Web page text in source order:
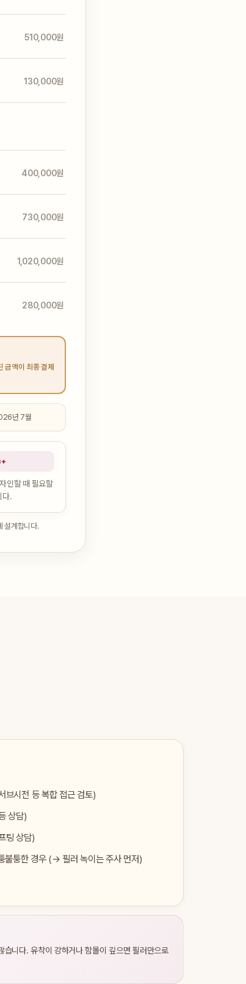
510,000원
130,000원
400,000원
730,000원
1,020,000원
280,000원
금액이 최종 결제
년 7월
인할 때 필요할
다.
설계합니다.
시전 등 복합 접근 검토)
상담)
팅 상담)
불퉁한 경우 (→ 필러 녹이는 주사 먼저)
니다. 유착이 강하거나 함몰이 깊으면 필러만으로